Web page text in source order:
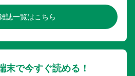
誌一覧はこちら
末で今すぐ読める！